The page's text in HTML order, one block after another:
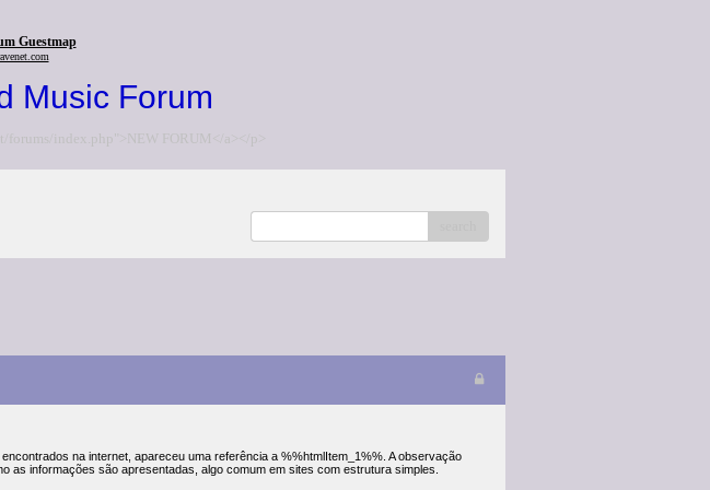
Guestmap
Music Forum
forums/index.php">NEW FORUM</a></p>
na internet, apareceu uma referência a %%htmlItem_1%%. A observação
as informações são apresentadas, algo comum em sites com estrutura simples.